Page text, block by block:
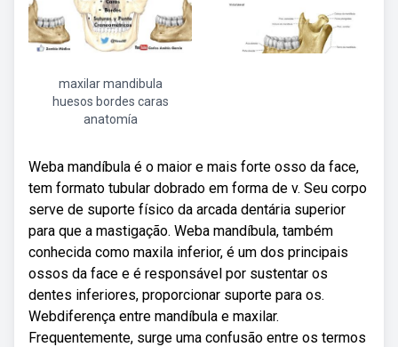
maxilar mandibula
huesos bordes caras
anatomía
Weba mandíbula é o maior e mais forte osso da face,
tem formato tubular dobrado em forma de v. Seu corpo
serve de suporte físico da arcada dentária superior
para que a mastigação. Weba mandíbula, também
conhecida como maxila inferior, é um dos principais
ossos da face e é responsável por sustentar os
dentes inferiores, proporcionar suporte para os.
Webdiferença entre mandíbula e maxilar.
Frequentemente, surge uma confusão entre os termos